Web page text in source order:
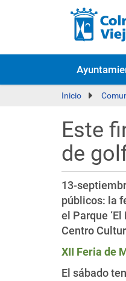
Inicio
Este
de
13-
públicos: la
el Parque
Centro
XII Feria de
El sábado